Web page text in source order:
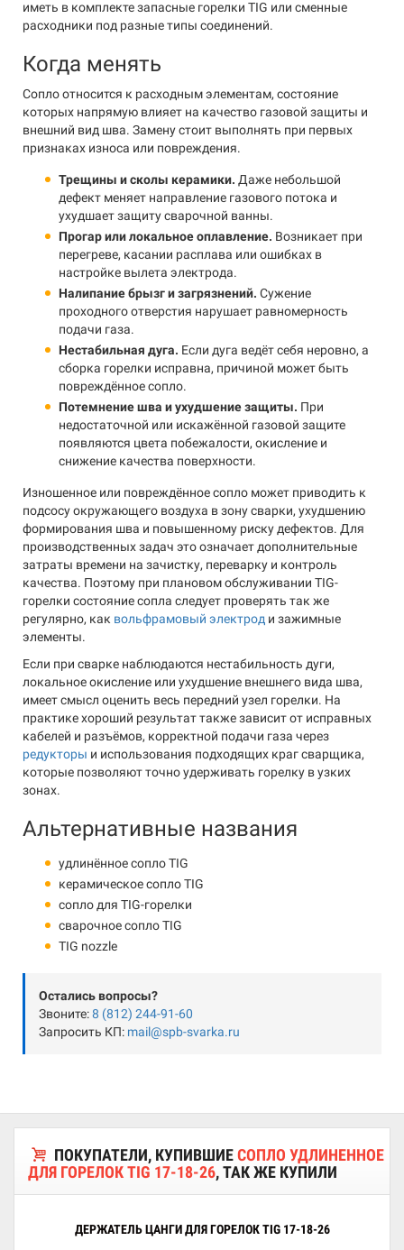
иметь в комплекте запасные горелки TIG или сменные
расходники под разные типы соединений.
Когда менять
Сопло относится к расходным элементам, состояние
которых напрямую влияет на качество газовой защиты и
внешний вид шва. Замену стоит выполнять при первых
признаках износа или повреждения.
Трещины и сколы керамики. Даже небольшой
дефект меняет направление газового потока и
ухудшает защиту сварочной ванны.
Прогар или локальное оплавление. Возникает при
перегреве, касании расплава или ошибках в
настройке вылета электрода.
Налипание брызг и загрязнений. Сужение
проходного отверстия нарушает равномерность
подачи газа.
Нестабильная дуга. Если дуга ведёт себя неровно, а
сборка горелки исправна, причиной может быть
повреждённое сопло.
Потемнение шва и ухудшение защиты. При
недостаточной или искажённой газовой защите
появляются цвета побежалости, окисление и
снижение качества поверхности.
Изношенное или повреждённое сопло может приводить к
подсосу окружающего воздуха в зону сварки, ухудшению
формирования шва и повышенному риску дефектов. Для
производственных задач это означает дополнительные
затраты времени на зачистку, переварку и контроль
качества. Поэтому при плановом обслуживании TIG-
горелки состояние сопла следует проверять так же
регулярно, как вольфрамовый электрод и зажимные
элементы.
Если при сварке наблюдаются нестабильность дуги,
локальное окисление или ухудшение внешнего вида шва,
имеет смысл оценить весь передний узел горелки. На
практике хороший результат также зависит от исправных
кабелей и разъёмов, корректной подачи газа через
редукторы и использования подходящих краг сварщика,
которые позволяют точно удерживать горелку в узких
зонах.
Альтернативные названия
удлинённое сопло TIG
керамическое сопло TIG
сопло для TIG-горелки
сварочное сопло TIG
TIG nozzle
Остались вопросы?
Звоните:8 (812) 244-91-60
Запросить КП: mail@spb-svarka.ru
ПОКУПАТЕЛИ, КУПИВШИЕСОПЛО УДЛИНЕННОЕ
ДЛЯ ГОРЕЛОК TIG 17-18-26, ТАК ЖЕ КУПИЛИ
ДЕРЖАТЕЛЬ ЦАНГИ ДЛЯ ГОРЕЛОК TIG 17-18-26